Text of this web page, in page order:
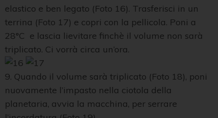
elastico e ben legato (Foto 16). Trasferisci in un
terrina (Foto 17) e copri con la pellicola. Poni a
28°C e lascia lievitare finchè il volume non sarà
triplicato. Ci vorrà circa un’ora.
9. Quando il volume sarà triplicato (Foto 18), poni
nuovamente l’impasto nella ciotola della
planetaria, avvia la macchina, per serrare